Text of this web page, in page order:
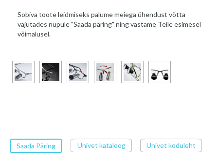
Sobiva toote leidmiseks palume meiega ühendust võtta
vajutades nupule "Saada päring" ning vastame Teile esimesel
võimalusel.
Saada Päring Univet kataloog Univet koduleht